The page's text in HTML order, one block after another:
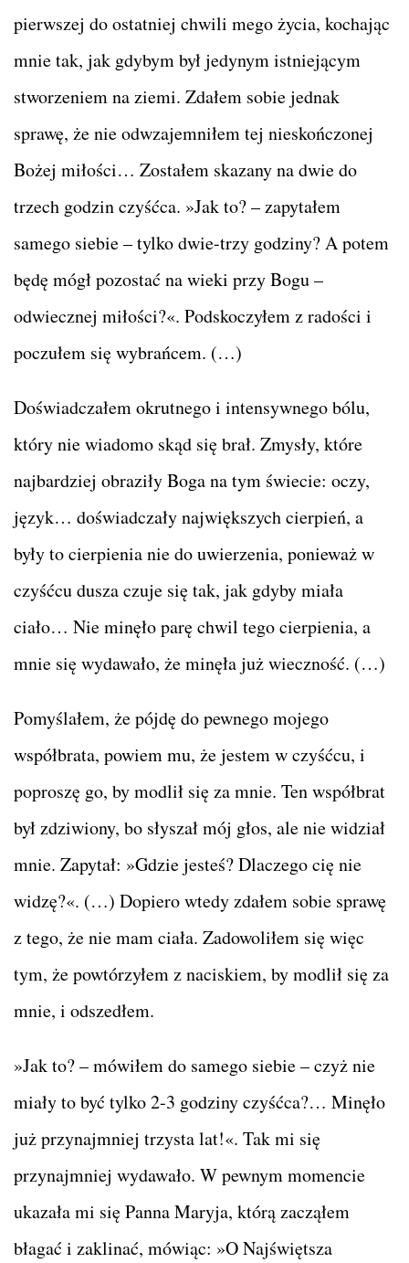
pierwszej do ostatniej chwili mego życia, kochając
mnie tak, jak gdybym był jedynym istniejącym
stworzeniem na ziemi. Zdałem sobie jednak
sprawę, że nie odwzajemniłem tej nieskończonej
Bożej miłości… Zostałem skazany na dwie do
trzech godzin czyśćca. »Jak to? – zapytałem
samego siebie – tylko dwie-trzy godziny? A potem
będę mógł pozostać na wieki przy Bogu –
odwiecznej miłości?«. Podskoczyłem z radości i
poczułem się wybrańcem. (…)
Doświadczałem okrutnego i intensywnego bólu,
który nie wiadomo skąd się brał. Zmysły, które
najbardziej obraziły Boga na tym świecie: oczy,
język… doświadczały największych cierpień, a
były to cierpienia nie do uwierzenia, ponieważ w
czyśćcu dusza czuje się tak, jak gdyby miała
ciało… Nie minęło parę chwil tego cierpienia, a
mnie się wydawało, że minęła już wieczność. (…)
Pomyślałem, że pójdę do pewnego mojego
współbrata, powiem mu, że jestem w czyśćcu, i
poproszę go, by modlił się za mnie. Ten współbrat
był zdziwiony, bo słyszał mój głos, ale nie widział
mnie. Zapytał: »Gdzie jesteś? Dlaczego cię nie
widzę?«. (…) Dopiero wtedy zdałem sobie sprawę
z tego, że nie mam ciała. Zadowoliłem się więc
tym, że powtórzyłem z naciskiem, by modlił się za
mnie, i odszedłem.
»Jak to? – mówiłem do samego siebie – czyż nie
miały to być tylko 2-3 godziny czyśćca?… Minęło
już przynajmniej trzysta lat!«. Tak mi się
przynajmniej wydawało. W pewnym momencie
ukazała mi się Panna Maryja, którą zacząłem
błagać i zaklinać, mówiąc: »O Najświętsza